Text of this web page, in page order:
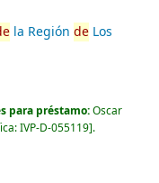
la Región deLos
para préstamo:Oscar
IVP-D-055119 .